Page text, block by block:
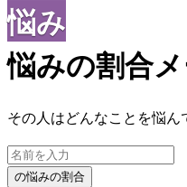
悩み
悩みの割合
その人はどんなことを悩ん
の悩みの割合